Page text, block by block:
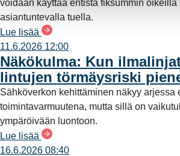
voidaan käyttää entistä fiksummin oikeilla
asiantuntevalla tuella.
Lue lisää
11.6.2026 12:00
Näkökulma: Kun
lintujen törmäysriski
Sähköverkon kehittäminen näkyy arjessa
toimintavarmuutena, mutta sillä on
ympäröivään luontoon.
Lue lisää
16.6.2026 08:40